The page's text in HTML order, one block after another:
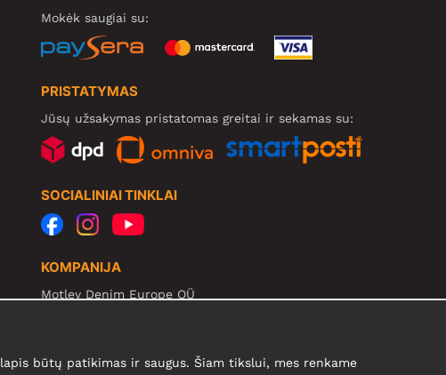
Mokėk saugiai su:
PRISTATYMAS
Jūsų užsakymas pristatomas greitai ir sekamas su:
SOCIALINIAI TINKLAI
KOMPANIJA
Motley Denim Europe OÜ
NB! Negrąžinti produktų šiuo adresu!
būtų patikimas ir saugus. Šiam tikslui, mes renkame